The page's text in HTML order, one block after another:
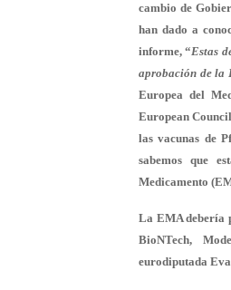
cambio de
han dado a
informe, “Estas
aprobación de la
Europea del
European
las vacunas de
sabemos que
Medicamento
La EMA debería
BioNTech,
eurodiputada